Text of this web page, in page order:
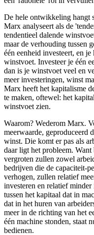
De hele ontwikkeling hangt
Marx analyseert als de
tendentieel dalende
maar de verhouding tussen
één eenheid investeert, en
winstvoet. Investeer je één
dan is je winstvoet veel en
meer investeringen, winst
Marx heeft het kapitalisme
te maken, oftewel: het
winstvoet zien.
Waarom? Wederom Marx.
meerwaarde, geproduceerd
winst. Die komt er pas als
daar ligt het probleem.
vergroten zullen zowel
bedrijven die de capaciteit-
verhogen, zullen relatief
investeren en relatief
tussen het kapitaal dat in
dat in het huren van
meer in de richting van het
één machine stonden, staat
bedienen.